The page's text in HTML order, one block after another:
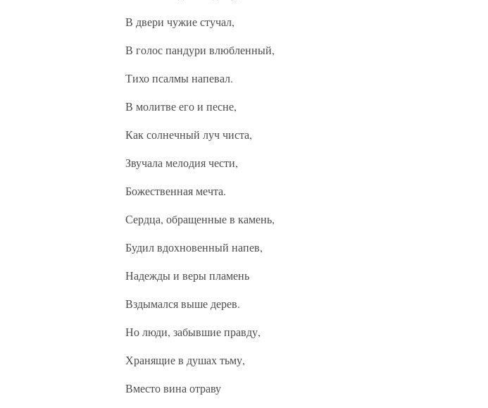
В двери чужие стучал,
В голос пандури влюбленный,
Тихо псалмы напевал.
В молитве его и песне,
Как солнечный луч чиста,
Звучала мелодия чести,
Божественная мечта.
Сердца, обращенные в камень,
Будил вдохновенный напев,
Надежды и веры пламень
Вздымался выше дерев.
Но люди, забывшие правду,
Хранящие в душах тьму,
Вместо вина отраву